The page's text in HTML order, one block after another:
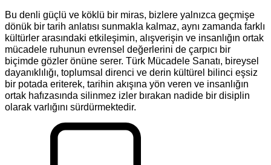
Bu denli güçlü ve köklü bir miras, bizlere yalnızca geçmişe
dönük bir tarih anlatısı sunmakla kalmaz, aynı zamanda farklı
kültürler arasındaki etkileşimin, alışverişin ve insanlığın ortak
mücadele ruhunun evrensel değerlerini de çarpıcı bir
biçimde gözler önüne serer. Türk Mücadele Sanatı, bireysel
dayanıklılığı, toplumsal direnci ve derin kültürel bilinci eşsiz
bir potada eriterek, tarihin akışına yön veren ve insanlığın
ortak hafızasında silinmez izler bırakan nadide bir disiplin
olarak varlığını sürdürmektedir.